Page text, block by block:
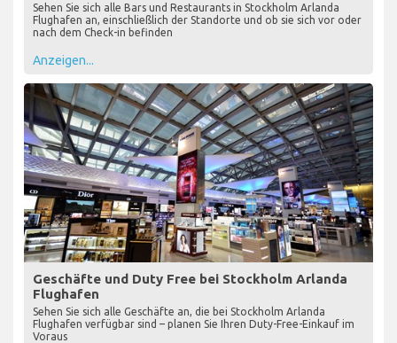
Sehen Sie sich alle Bars und Restaurants in Stockholm Arlanda
Flughafen an, einschließlich der Standorte und ob sie sich vor oder
nach dem Check-in befinden
Anzeigen...
Geschäfte und Duty Free bei Stockholm Arlanda
Flughafen
Sehen Sie sich alle Geschäfte an, die bei Stockholm Arlanda
Flughafen verfügbar sind – planen Sie Ihren Duty-Free-Einkauf im
Voraus